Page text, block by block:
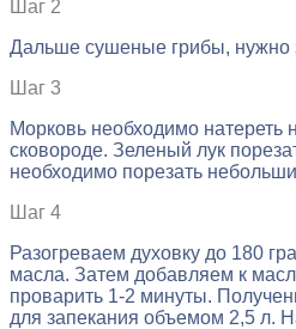
Шаг 2
Дальше сушеные грибы, нужно
Шаг 3
Морковь необходимо натереть
сковороде. Зеленый лук
необходимо порезать
Шаг 4
Разогреваем духовку до 180
масла. Затем добавляем к
проварить 1-2 минуты.
для запекания объемом 2,5 л.